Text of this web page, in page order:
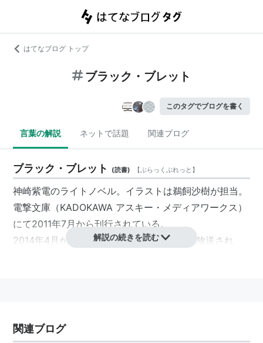
はてなブログ トップ
ブラック・ブレット
このタグでブログを書く
言葉の解説 ネットで話題 関連ブログ
ブラック・ブレット (読書) 【ぶらっくぶれっと 】
神崎紫電のライトノベル。イラストは鵜飼沙樹が担当。
電撃文庫（KADOKAWA アスキー・メディアワークス）
にて2011年7月から刊行されている。
2014年4月から7月にかけてテレビアニメが放送され
滅亡寸前の人類を救えるのはたった一人の少
年……!?ウィルス性の寄生生物との戦いに敗北した
解説の続きを読む
関連ブログ